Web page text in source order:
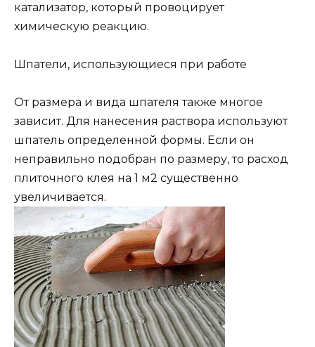
катализатор, который провоцирует
химическую реакцию.
Шпатели, использующиеся при работе
От размера и вида шпателя также многое
зависит. Для нанесения раствора используют
шпатель определенной формы. Если он
неправильно подобран по размеру, то расход
плиточного клея на 1 м2 существенно
увеличивается.